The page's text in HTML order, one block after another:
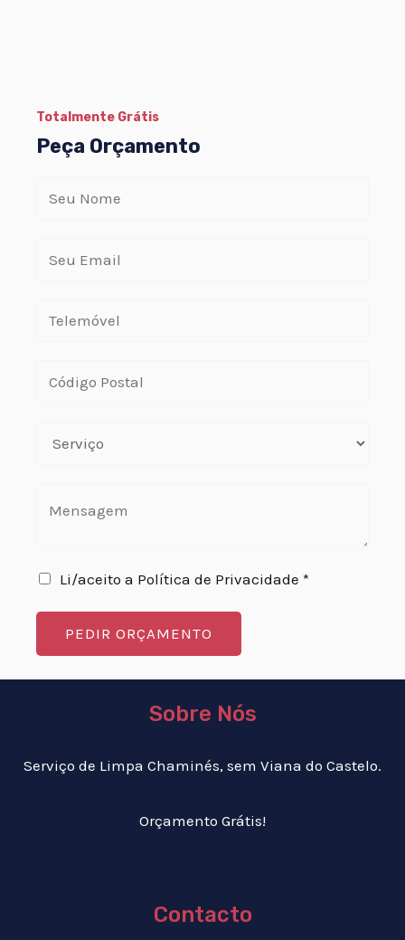
Totalmente Grátis
Peça Orçamento
Li/aceito a Política de Privacidade *
PEDIR ORÇAMENTO
Sobre Nós
Serviço de Limpa Chaminés, sem Viana do Castelo.
Orçamento Grátis!
Contacto